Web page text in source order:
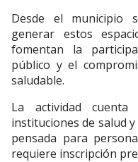
Desde el municipio
generar estos
fomentan la
público y el
saludable.
La actividad
instituciones de salud
pensada para
requiere inscripción